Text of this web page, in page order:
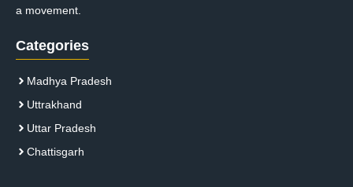
a movement.
Categories
Madhya Pradesh
Uttrakhand
Uttar Pradesh
Chattisgarh